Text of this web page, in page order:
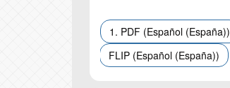
1. PDF (Español (España))
FLIP (Español (España))